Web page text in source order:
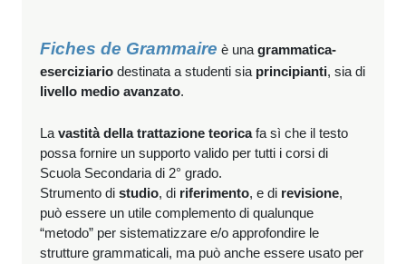
Fiches de Grammaire è una grammatica-
eserciziario destinata a studenti sia principianti, sia di
livello medio avanzato.
La vastità della trattazione teoricafa sì che il testo
possa fornire un supporto valido per tutti i corsi di
Scuola Secondaria di 2° grado.
Strumento di studio, di riferimento, e di revisione,
può essere un utile complemento di qualunque
“metodo” per sistematizzare e/o approfondire le
strutture grammaticali, ma può anche essere usato per